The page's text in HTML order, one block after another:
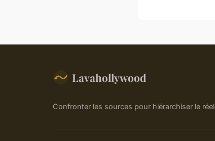
Lavahollywood
Confronter les sources pour hiérarchiser le réel